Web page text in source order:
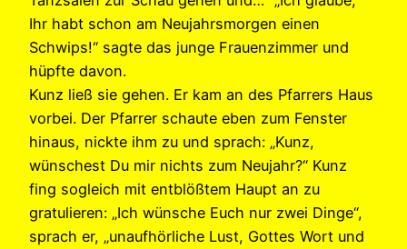
Ihr habt schon am Neujahrsmorgen einen
Schwips!“ sagte das junge Frauenzimmer und
hüpfte davon.
Kunz ließ sie gehen. Er kam an des Pfarrers Haus
vorbei. Der Pfarrer schaute eben zum Fenster
hinaus, nickte ihm zu und sprach: „Kunz,
wünschest Du mir nichts zum Neujahr?“ Kunz
fing sogleich mit entblößtem Haupt an zu
gratulieren: „Ich wünsche Euch nur zwei Dinge“,
sprach er, „unaufhörliche Lust, Gottes Wort und